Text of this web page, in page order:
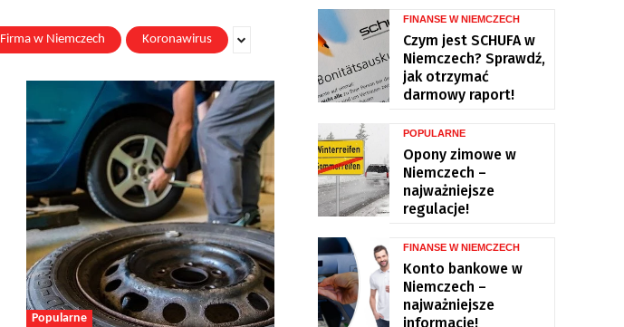
Firma w Niemczech Koronawirus
Popularne
FINANSE W NIEMCZECH
Czym jest SCHUFA w
Niemczech? Sprawdź,
jak otrzymać
darmowy raport!
POPULARNE
Opony zimowe w
Niemczech –
najważniejsze
regulacje!
FINANSE W NIEMCZECH
Konto bankowe w
Niemczech –
najważniejsze
informacje!